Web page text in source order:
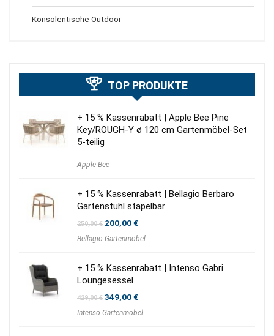
Konsolentische Outdoor
TOP PRODUKTE
+ 15 % Kassenrabatt | Apple Bee Pine
Key/ROUGH-Y ø 120 cm Gartenmöbel-Set
5-teilig
Apple Bee
+ 15 % Kassenrabatt | Bellagio Berbaro
Gartenstuhl stapelbar
250,00€ Ursprünglicher
war:
200,00€Aktueller
ist:
Bellagio Gartenmöbel
+ 15 % Kassenrabatt | Intenso Gabri
Loungesessel
429,00€ Ursprünglicher
war:
349,00€Aktueller
ist:
Intenso Gartenmöbel